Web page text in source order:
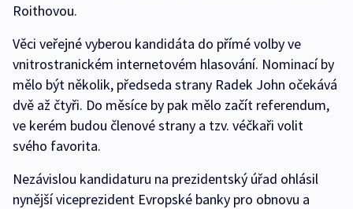
Roithovou.
Věci veřejné vyberou kandidáta do přímé volby ve
vnitrostranickém internetovém hlasování. Nominací by
mělo být několik, předseda strany Radek John očekává
dvě až čtyři. Do měsíce by pak mělo začít referendum,
ve kerém budou členové strany a tzv. véčkaři volit
svého favorita.
Nezávislou kandidaturu na prezidentský úřad ohlásil
nynější viceprezident Evropské banky pro obnovu a